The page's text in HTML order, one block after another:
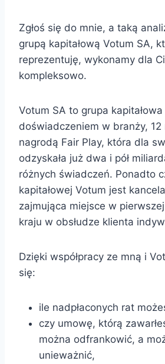
Zgłoś się do mnie, a taką
grupą kapitałową Votum SA,
reprezentuję, wykonamy dla
kompleksowo.
Votum SA to grupa
doświadczeniem w branży,
nagrodą Fair Play, która dla
odzyskała już dwa i pół
różnych świadczeń. Ponadto
kapitałowej Votum jest
zajmująca miejsce w
kraju w obsłudze klienta
Dzięki współpracy ze mną i
się:
ile nadpłaconych rat
czy umowę, którą
można odfrankowić, a
unieważnić,